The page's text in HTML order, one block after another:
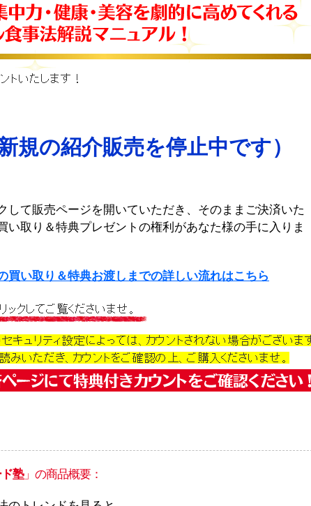
規の紹介販売を停止中です）
して販売ページを開いていただき、そのままご決済いた
い取り＆特典プレゼントの権利があなた様の手に入りま
買い取り＆特典お渡しまでの詳しい流れはこちら
塾」の商品概要：